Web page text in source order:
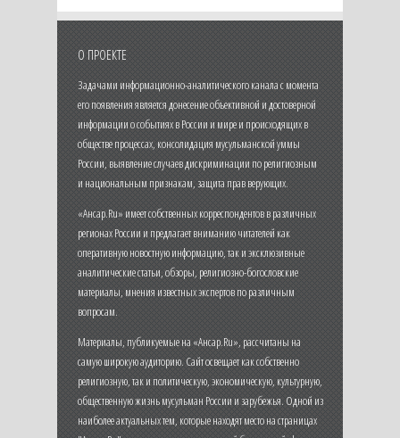
О ПРОЕКТЕ
Задачами информационно-аналитического канала с момента
его появления является донесение объективной и достоверной
информации о событиях в России и мире и происходящих в
обществе процессах, консолидация мусульманской уммы
России, выявление случаев дискриминации по религиозным
и национальным признакам, защита прав верующих.
«Ансар.Ru» имеет собственных корреспондентов в различных
регионах России и предлагает вниманию читателей как
оперативную новостную информацию, так и эксклюзивные
аналитические статьи, обзоры, религиозно-богословские
материалы, мнения известных экспертов по различным
вопросам.
Материалы, публикуемые на «Ансар.Ru», рассчитаны на
самую широкую аудиторию. Сайт освещает как собственно
религиозную, так и политическую, экономическую, культурную,
общественную жизнь мусульман России и зарубежья. Одной из
наиболее актуальных тем, которые находят место на страницах